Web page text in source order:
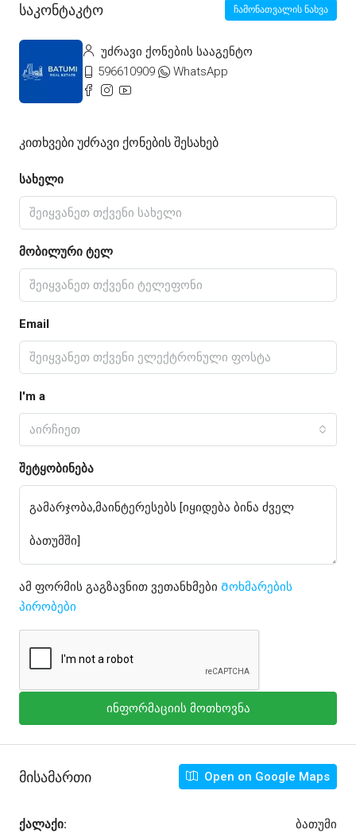
Საკონტაკტო ჩამონათვალის ნახვა
უძრავი ქონების სააგენტო
596610909
WhatsApp
Კითხვები Უძრავი Ქონების Შესახებ
სახელი
მობილური ტელ
Email
I'm a
აირჩიეთ
შეტყობინება
ამ ფორმის გაგზავნით ვეთანხმები Მოხმარების
პირობები
ინფორმაციის მოთხოვნა
Მისამართი Open on Google Maps
ქალაქი: ბათუმი